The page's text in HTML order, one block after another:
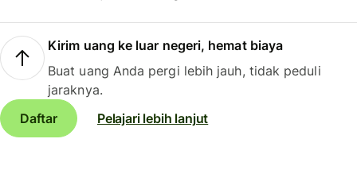
Kirim uang ke luar negeri, hemat biaya
Buat uang Anda pergi lebih jauh, tidak peduli
jaraknya.
Daftar
Pelajari lebih lanjut